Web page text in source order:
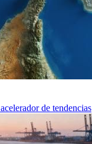
de tendencias